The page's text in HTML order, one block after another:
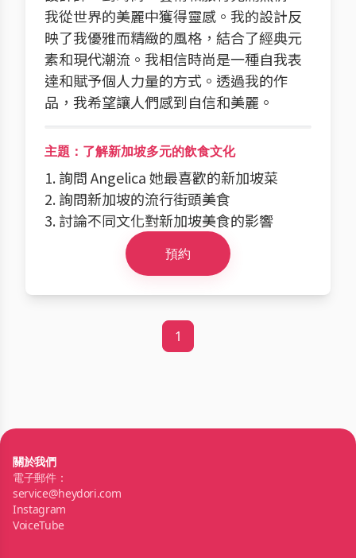
我從世界的美麗中獲得靈感。我的設計反
映了我優雅而精緻的風格，結合了經典元
素和現代潮流。我相信時尚是一種自我表
達和賦予個人力量的方式。透過我的作
品，我希望讓人們感到自信和美麗。
主題：了解新加坡多元的飲食文化
1. 詢問 Angelica 她最喜歡的新加坡菜
2. 詢問新加坡的流行街頭美食
3. 討論不同文化對新加坡美食的影響
預約
1
關於我們
電子郵件：
service@heydori.com
Instagram
VoiceTube